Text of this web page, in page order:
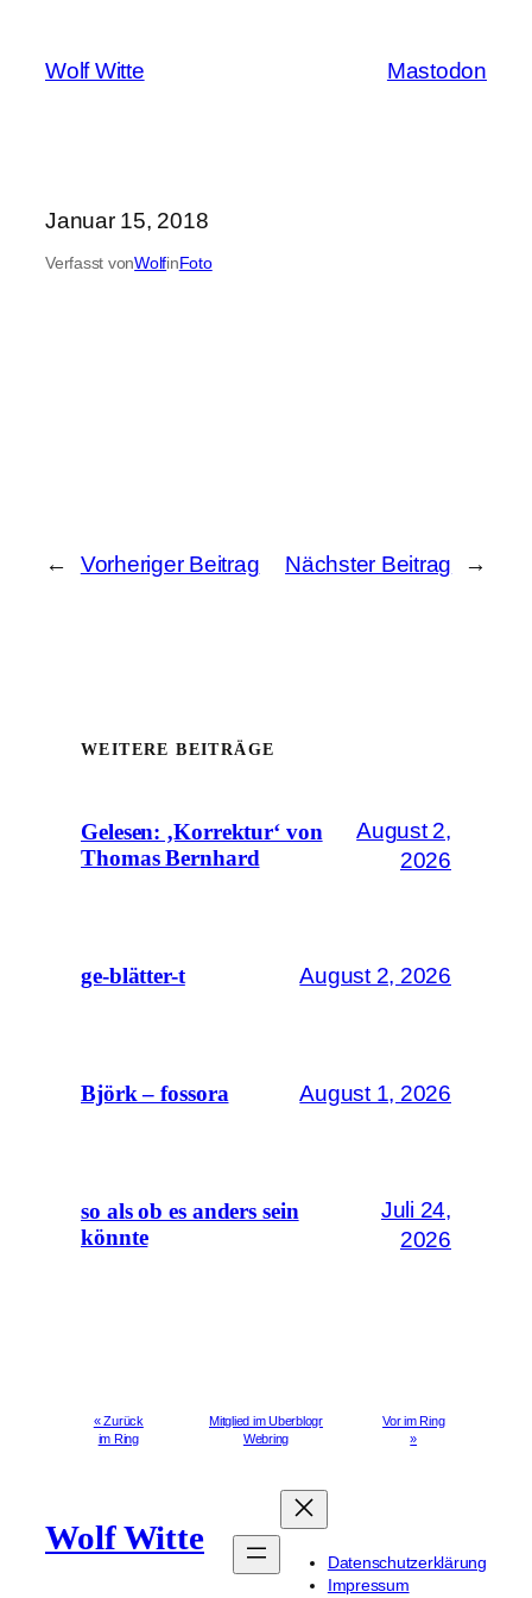
springen
Wolf Witte Mastodon
Januar 15, 2018
Verfasst vonWolfinFoto
← Vorheriger Beitrag Nächster Beitrag →
WEITERE BEITRÄGE
Gelesen: ‚Korrektur‘ von
Thomas Bernhard
August 2,
2026
ge-blätter-t August 2, 2026
Björk – fossora August 1, 2026
so als ob es anders sein
könnte
Juli 24,
2026
« Zurück
im Ring
Mitglied im Uberblogr
Webring
Vor im Ring
»
Wolf Witte
Datenschutzerklärung
Impressum